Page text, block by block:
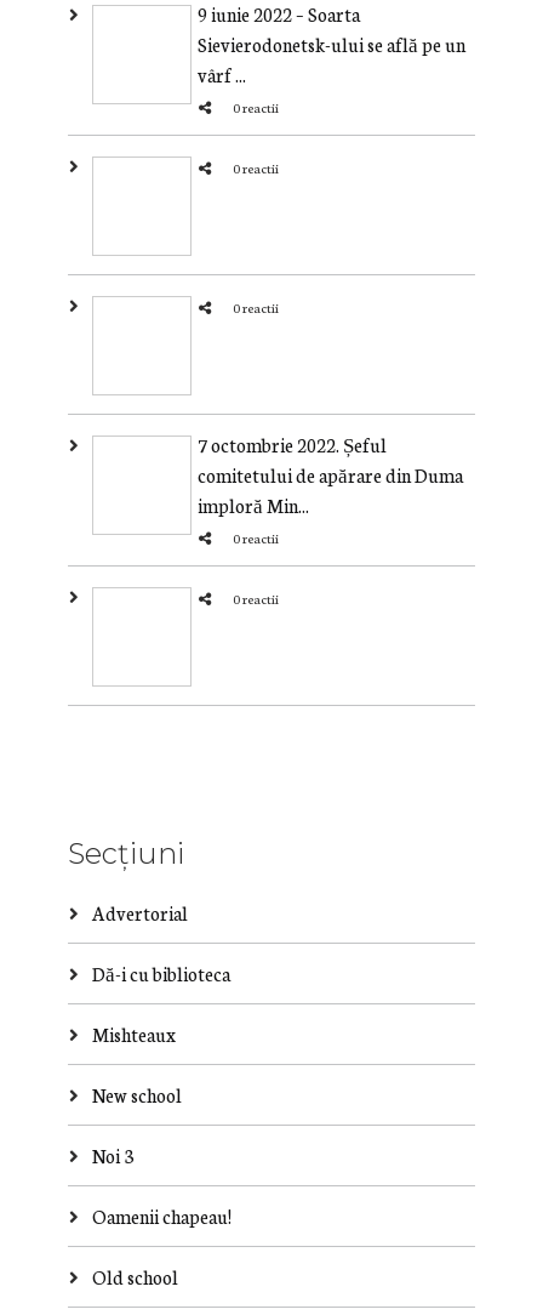
9 iunie 2022 – Soarta
Sievierodonetsk-ului se află pe un
vârf ...
0 reactii
0 reactii
0 reactii
7 octombrie 2022. Șeful
comitetului de apărare din Duma
imploră Min...
0 reactii
0 reactii
Secțiuni
Advertorial
Dă-i cu biblioteca
Mishteaux
New school
Noi 3
Oamenii chapeau!
Old school